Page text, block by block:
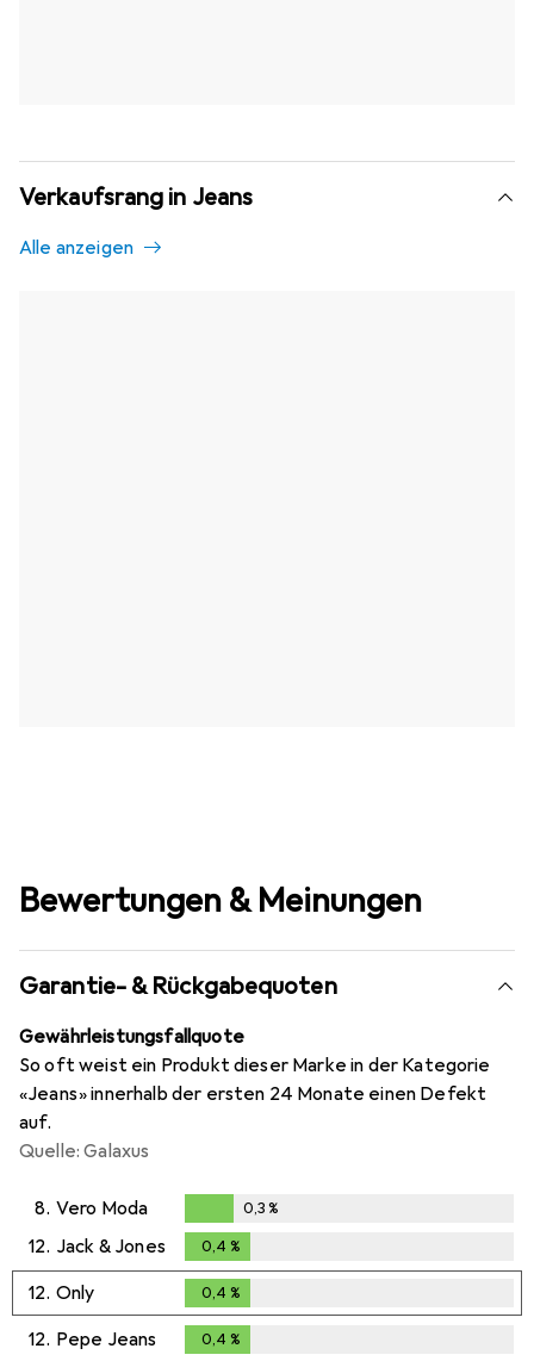
Verkaufsrang in Jeans
Alle anzeigen
Bewertungen & Meinungen
Garantie- & Rückgabequoten
Gewährleistungsfallquote
So oft weist ein Produkt dieser Marke in der Kategorie
«Jeans» innerhalb der ersten 24 Monate einen Defekt
auf.
Quelle: Galaxus
8. Vero Moda
0,3%
0,3%
12. Jack & Jones 0,4 %
12. Only 0,4 %
12. Pepe Jeans 0,4 %